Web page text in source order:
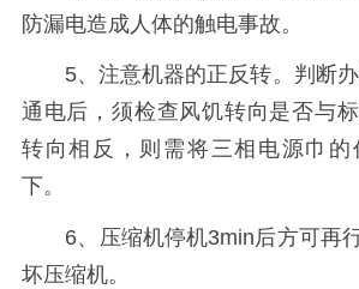
防漏电造成人体的触电事故。
5、注意机器的正反转。判断办
通电后，须检查风饥转向是否与
转向相反，则需将三相电源巾的
下。
6、压缩机停机3min后方可再
坏压缩机。